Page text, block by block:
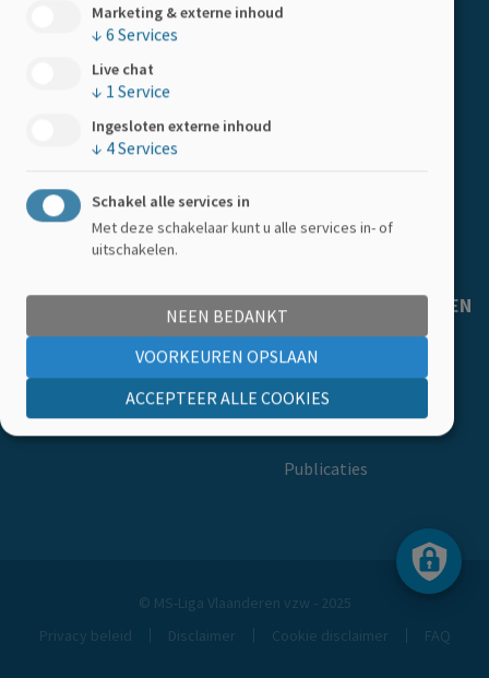
MS-LIGA VLAANDEREN
Over ons
Ons team
Publicaties
Footer
© MS-Liga Vlaanderen vzw - 2025
Privacy beleid
Disclaimer Cookie disclaimer FAQ
Marketing & externe inhoud
↓ 6 Services
Live chat
↓ 1 Service
Ingesloten externe inhoud
↓ 4Services
Schakel alle services in
Met deze schakelaar kunt u alle services in- of
uitschakelen.
NEEN BEDANKT
VOORKEUREN OPSLAAN
ACCEPTEER ALLE COOKIES